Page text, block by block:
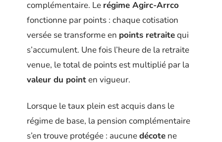
complémentaire. Le régime Agirc-Arrco
fonctionne par points : chaque cotisation
versée se transforme en points retraitequi
s’accumulent. Une fois l’heure de la retraite
venue, le total de points est multiplié par la
valeur du pointen vigueur.
Lorsque le taux plein est acquis dans le
régime de base, la pension complémentaire
s’en trouve protégée : aucunedécote ne